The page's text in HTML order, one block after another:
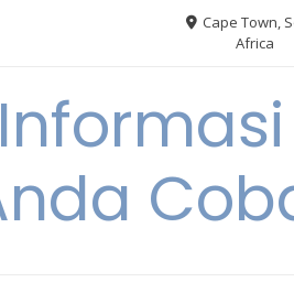
Cape Town,
Africa